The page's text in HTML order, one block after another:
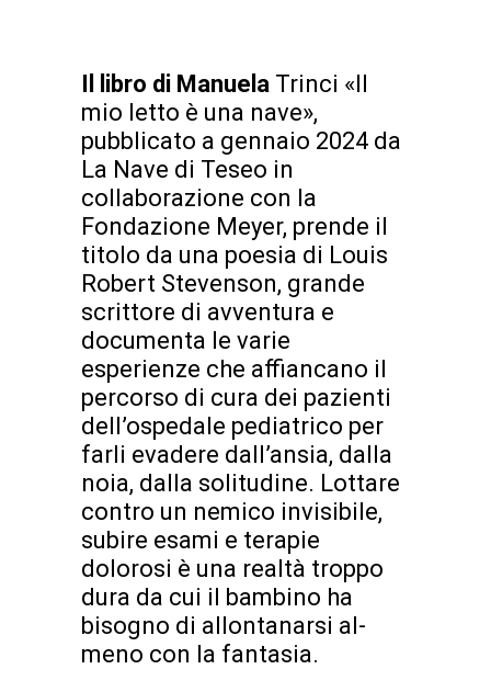
Il libro di Manuela Trinci «Il
mio letto è una nave»,
pubblicato a gennaio 2024 da
La Nave di Teseo in
collaborazione con la
Fondazione Meyer, prende il
titolo da una poesia di Louis
Robert Stevenson, grande
scrittore di avventura e
documenta le varie
esperienze che affiancano il
percorso di cura dei pazienti
dell’ospedale pediatrico per
farli evadere dall’ansia, dalla
noia, dalla solitudine. Lottare
contro un nemico invisibile,
subire esami e terapie
dolorosi è una realtà troppo
dura da cui il bambino ha
bisogno di allontanarsi al-
meno con la fantasia.